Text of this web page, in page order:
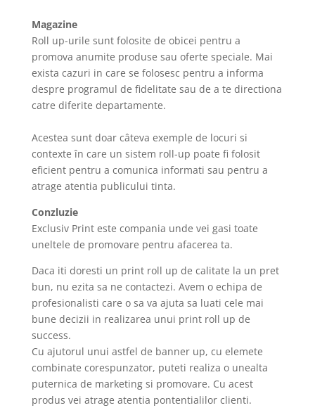
Magazine
Roll up-urile sunt folosite de obicei pentru a
promova anumite produse sau oferte speciale. Mai
exista cazuri in care se folosesc pentru a informa
despre programul de fidelitate sau de a te directiona
catre diferite departamente.
Acestea sunt doar câteva exemple de locuri si
contexte în care un sistem roll-up poate fi folosit
eficient pentru a comunica informati sau pentru a
atrage atentia publicului tinta.
Conzluzie
Exclusiv Print este compania unde vei gasi toate
uneltele de promovare pentru afacerea ta.
Daca iti doresti un print roll up de calitate la un pret
bun, nu ezita sa ne contactezi. Avem o echipa de
profesionalisti care o sa va ajuta sa luati cele mai
bune decizii in realizarea unui print roll up de
success.
Cu ajutorul unui astfel de banner up, cu elemete
combinate corespunzator, puteti realiza o unealta
puternica de marketing si promovare. Cu acest
produs vei atrage atentia pontentialilor clienti.